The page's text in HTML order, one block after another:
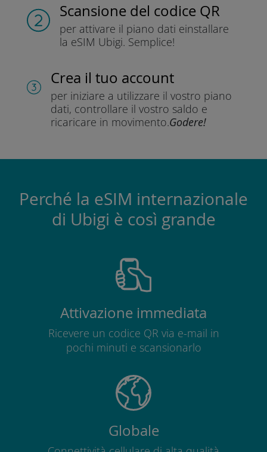
Scansione del codice QR
per attivare il piano dati einstallare
la eSIM Ubigi. Semplice!
Crea il tuo account
per iniziare a utilizzare il vostro piano
dati, controllare il vostro saldo e
ricaricare in movimento.Godere!
Perché la eSIM internazionale
di Ubigi è così grande
Attivazione immediata
Ricevere un codice QR via e-mail in
pochi minuti e scansionarlo
Globale